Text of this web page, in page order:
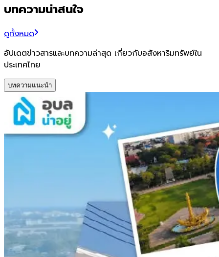
บทความน่าสนใจ
ดูทั้งหมด
อัปเดตข่าวสารและบทความล่าสุด เกี่ยวกับอสังหาริมทรัพย์ใน
ประเทศไทย
บทความแนะนำ